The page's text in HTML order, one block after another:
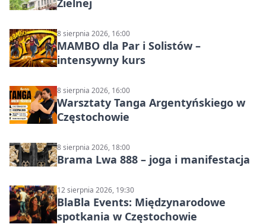
Zielnej
8 sierpnia 2026, 16:00
MAMBO dla Par i Solistów –
intensywny kurs
8 sierpnia 2026, 16:00
Warsztaty Tanga Argentyńskiego w
Częstochowie
8 sierpnia 2026, 18:00
Brama Lwa 888 – joga i manifestacja
12 sierpnia 2026, 19:30
BlaBla Events: Międzynarodowe
spotkania w Częstochowie